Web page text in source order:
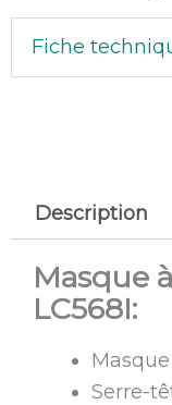
Fiche
Description
Masque
LC568I:
Serre-